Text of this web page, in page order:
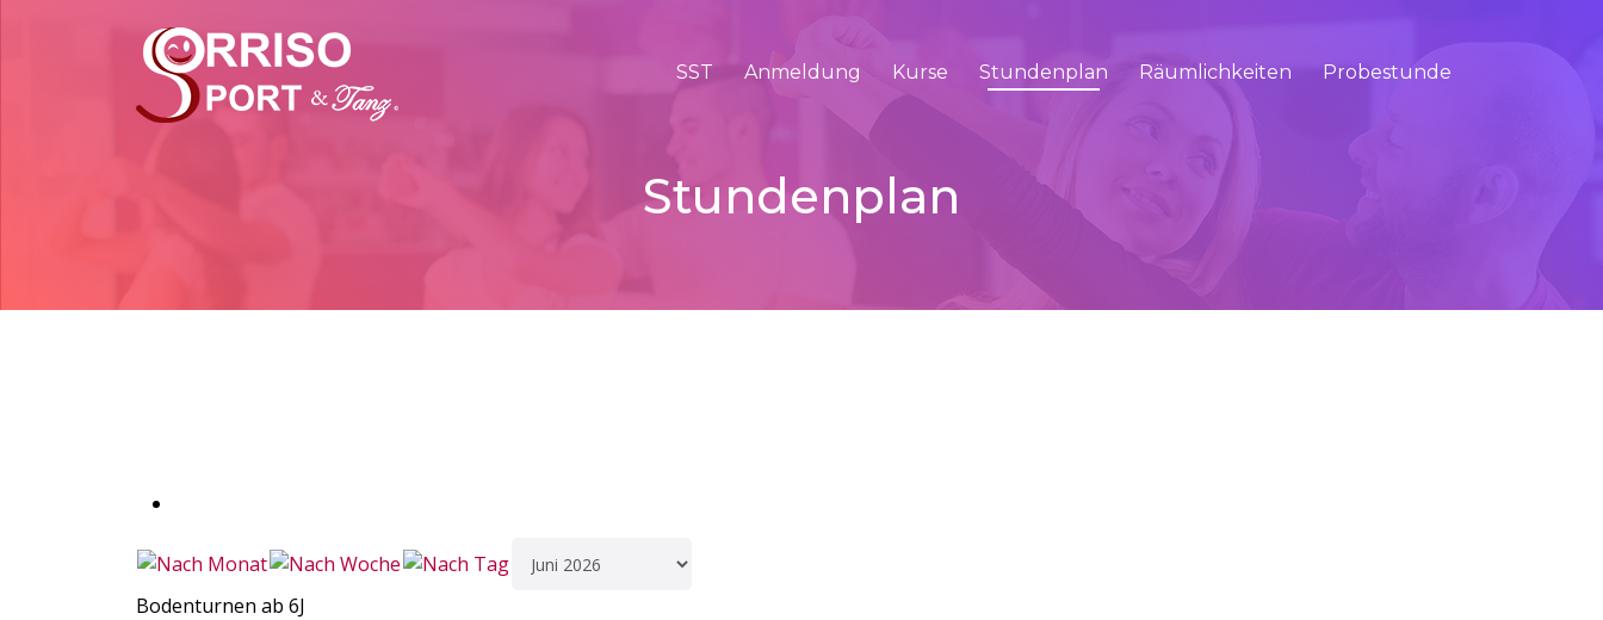
SST Anmeldung Kurse Stundenplan Räumlichkeiten Probestunde
Stundenplan
Bodenturnen ab 6J